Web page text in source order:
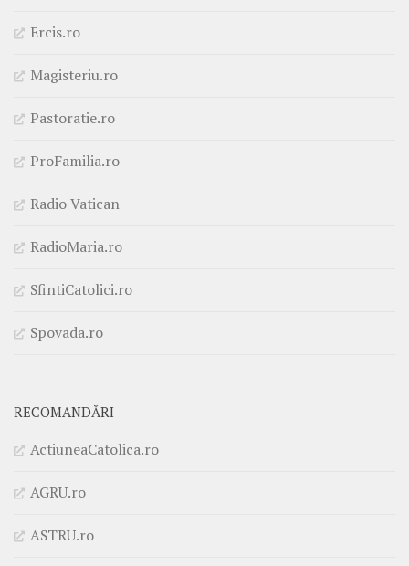
Ercis.ro
Magisteriu.ro
Pastoratie.ro
ProFamilia.ro
Radio Vatican
RadioMaria.ro
SfintiCatolici.ro
Spovada.ro
RECOMANDĂRI
ActiuneaCatolica.ro
AGRU.ro
ASTRU.ro